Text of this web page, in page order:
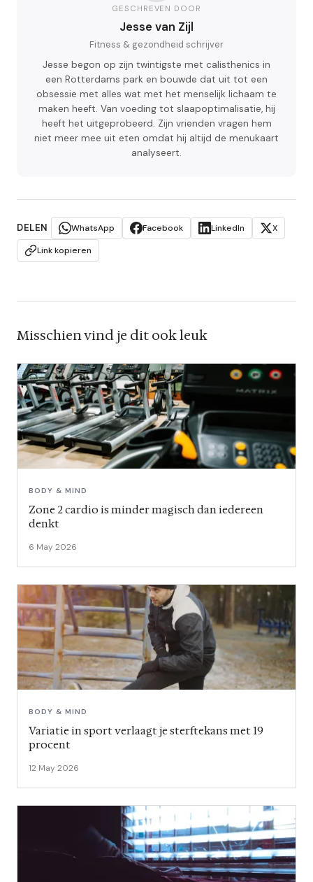
GESCHREVEN DOOR
Jesse van Zijl
Fitness & gezondheid schrijver
Jesse begon op zijn twintigste met calisthenics in
een Rotterdams park en bouwde dat uit tot een
obsessie met alles wat met het menselijk lichaam te
maken heeft. Van voeding tot slaapoptimalisatie, hij
heeft het uitgeprobeerd. Zijn vrienden vragen hem
niet meer mee uit eten omdat hij altijd de menukaart
analyseert.
DELEN WhatsApp Facebook LinkedIn
X
Link kopieren
Misschien vind je dit ook leuk
BODY & MIND
Zone 2 cardio is minder magisch dan iedereen
denkt
6 May 2026
BODY & MIND
Variatie in sport verlaagt je sterftekans met 19
procent
12 May 2026